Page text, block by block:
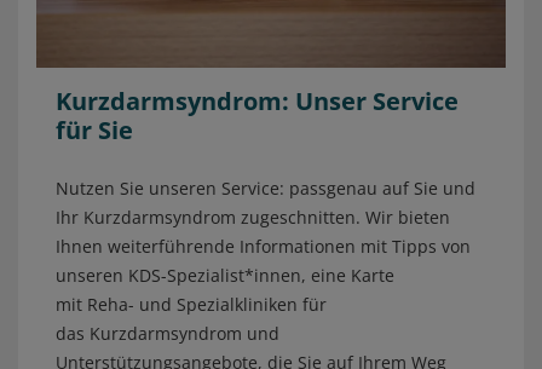
Kurzdarmsyndrom: Unser Service
für Sie
Nutzen Sie unseren Service: passgenau auf Sie und
Ihr Kurzdarmsyndrom zugeschnitten. Wir bieten
Ihnen weiterführende Informationen mit Tipps von
unseren KDS-Spezialist*innen, eine Karte
mit Reha- und Spezialkliniken für
das Kurzdarmsyndrom und
Unterstützungsangebote, die Sie auf Ihrem Weg